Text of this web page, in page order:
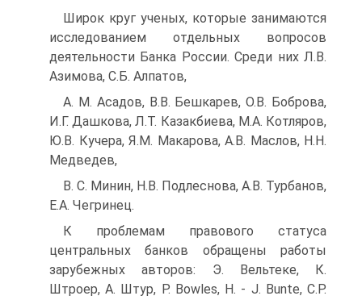
Широк круг ученых, которые занимаются
исследованием отдельных вопросов
деятельности Банка России. Среди них Л.В.
Азимова, С.Б. Алпатов,
A. М. Асадов, В.В. Бешкарев, О.В. Боброва,
И.Г. Дашкова, Л.Т. Казакбиева, М.А. Котляров,
Ю.В. Кучера, Я.М. Макарова, А.В. Маслов, Н.Н.
Медведев,
B. С. Минин, Н.В. Подлеснова, А.В. Турбанов,
Е.А. Чегринец.
К проблемам правового статуса
центральных банков обращены работы
зарубежных авторов: Э. Вельтеке, К.
Штроер, А. Штур, Р. Bowles, Н. - J. Bunte, С.Р.